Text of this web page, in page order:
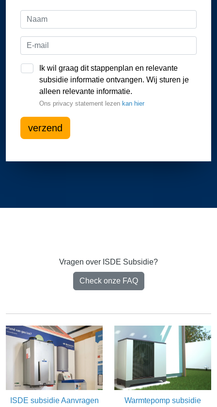
Ik wil graag dit stappenplan en relevante
subsidie informatie ontvangen. Wij sturen je
alleen relevante informatie.
Ons privacy statement lezen kan hier
verzend
Vragen over ISDE Subsidie?
Check onze FAQ
ISDE subsidie Aanvragen
Warmtepomp subsidie